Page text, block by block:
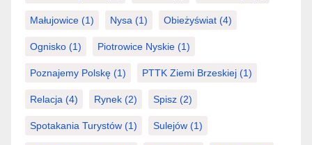
Małujowice (1) Nysa (1) Obieżyświat (4)
Ognisko (1) Piotrowice Nyskie (1)
Poznajemy Polskę (1) PTTK Ziemi Brzeskiej (1)
Relacja (4) Rynek (2) Spisz (2)
Spotakania Turystów (1) Sulejów (1)